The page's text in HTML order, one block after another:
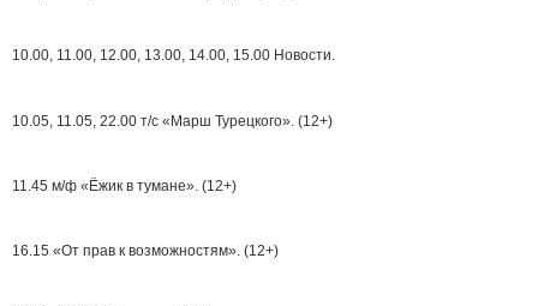
10.00, 11.00, 12.00, 13.00, 14.00, 15.00 Новости.
10.05, 11.05, 22.00 т/с «Марш Турецкого». (12+)
11.45 м/ф «Ёжик в тумане». (12+)
16.15 «От прав к возможностям». (12+)